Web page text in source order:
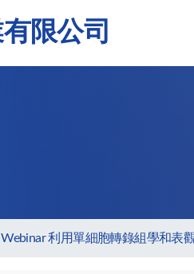
限公司
Webinar 利用單細胞轉錄組學和表